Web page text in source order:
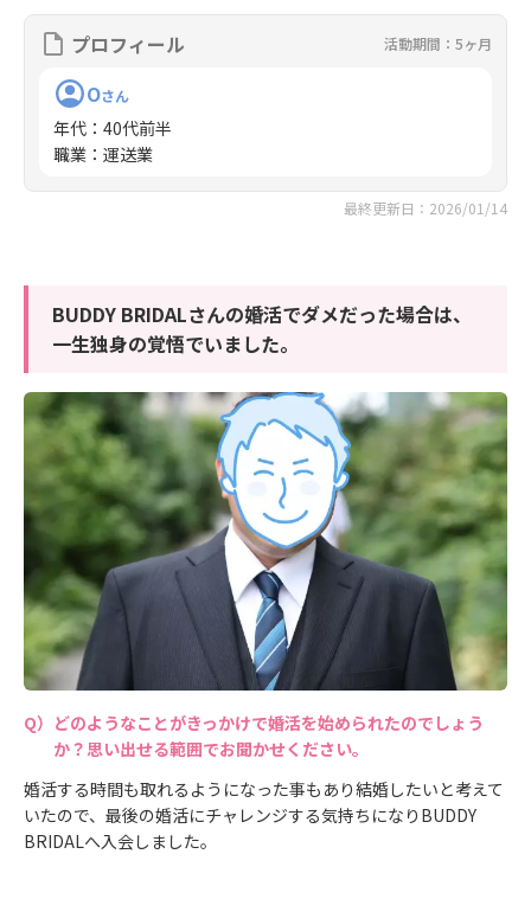
プロフィール 活動期間：5ヶ月
Oさん
年代 ： 40代前半
職業 ： 運送業
最終更新日：2026/01/14
BUDDY BRIDALさんの婚活でダメだった場合は、
一生独身の覚悟でいました。
どのようなことがきっかけで婚活を始められたのでしょう
か？思い出せる範囲でお聞かせください。
婚活する時間も取れるようになった事もあり結婚したいと考えて
いたので、最後の婚活にチャレンジする気持ちになりBUDDY
BRIDALへ入会しました。